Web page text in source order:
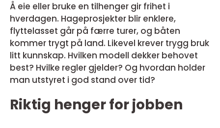
Å eie eller bruke en tilhenger gir frihet i
hverdagen. Hageprosjekter blir enklere,
flyttelasset går på færre turer, og båten
kommer trygt på land. Likevel krever trygg bruk
litt kunnskap. Hvilken modell dekker behovet
best? Hvilke regler gjelder? Og hvordan holder
man utstyret i god stand over tid?
Riktig henger for jobben